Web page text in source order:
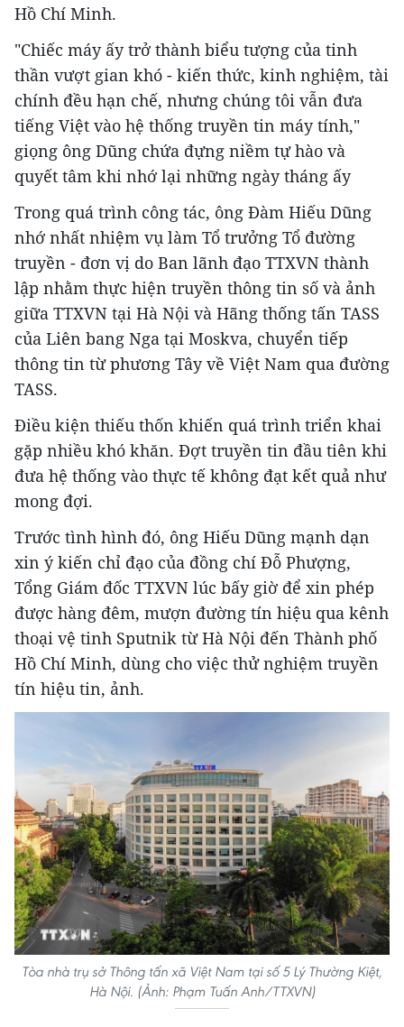
Hồ Chí Minh.
"Chiếc máy ấy trở thành biểu tượng của tinh
thần vượt gian khó - kiến thức, kinh nghiệm, tài
chính đều hạn chế, nhưng chúng tôi vẫn đưa
tiếng Việt vào hệ thống truyền tin máy tính,"
giọng ông Dũng chứa đựng niềm tự hào và
quyết tâm khi nhớ lại những ngày tháng ấy
Trong quá trình công tác, ông Đàm Hiếu Dũng
nhớ nhất nhiệm vụ làm Tổ trưởng Tổ đường
truyền - đơn vị do Ban lãnh đạo TTXVN thành
lập nhằm thực hiện truyền thông tin số và ảnh
giữa TTXVN tại Hà Nội và Hãng thống tấn TASS
của Liên bang Nga tại Moskva, chuyển tiếp
thông tin từ phương Tây về Việt Nam qua đường
TASS.
Điều kiện thiếu thốn khiến quá trình triển khai
gặp nhiều khó khăn. Đợt truyền tin đầu tiên khi
đưa hệ thống vào thực tế không đạt kết quả như
mong đợi.
Trước tình hình đó, ông Hiếu Dũng mạnh dạn
xin ý kiến chỉ đạo của đồng chí Đỗ Phượng,
Tổng Giám đốc TTXVN lúc bấy giờ để xin phép
được hàng đêm, mượn đường tín hiệu qua kênh
thoại vệ tinh Sputnik từ Hà Nội đến Thành phố
Hồ Chí Minh, dùng cho việc thử nghiệm truyền
tín hiệu tin, ảnh.
Tòa nhà trụ sở Thông tấn xã Việt Nam tại số 5 Lý Thường Kiệt,
Hà Nội. (Ảnh: Phạm Tuấn Anh/TTXVN)